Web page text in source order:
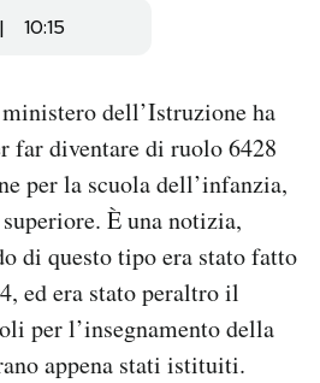
10:15
dell’Istruzione ha
far diventare di ruolo 6428
per la scuola dell’infanzia,
È una notizia,
di questo tipo era stato fatto
ed era stato peraltro il
per l’insegnamento della
appena stati istituiti.